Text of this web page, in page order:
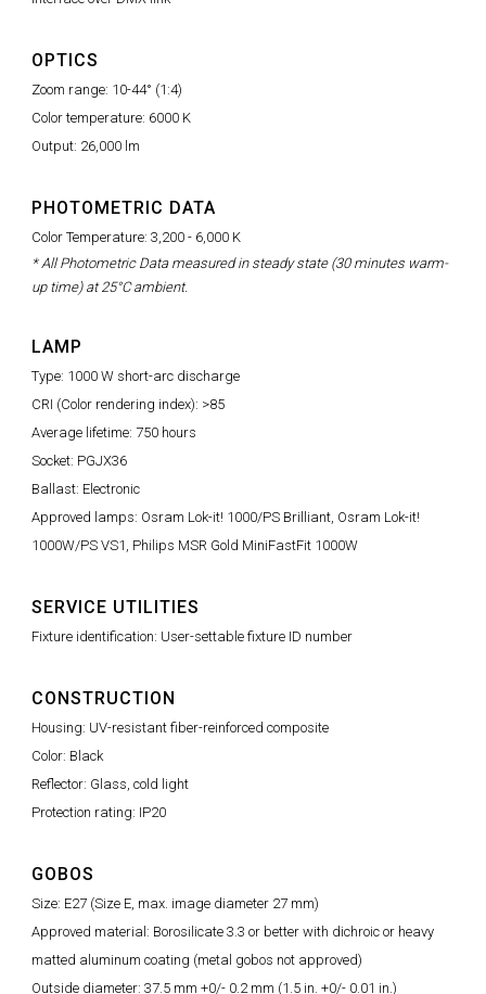
OPTICS
Zoom range: 10-44° (1:4)
Color temperature: 6000 K
Output: 26,000 lm
PHOTOMETRIC DATA
Color Temperature: 3,200 - 6,000 K
* All Photometric Data measured in steady state (30 minutes warm-
up time) at 25°C ambient.
LAMP
Type: 1000 W short-arc discharge
CRI (Color rendering index): >85
Average lifetime: 750 hours
Socket: PGJX36
Ballast: Electronic
Approved lamps: Osram Lok-it! 1000/PS Brilliant, Osram Lok-it!
1000W/PS VS1, Philips MSR Gold MiniFastFit 1000W
SERVICE UTILITIES
Fixture identification: User-settable fixture ID number
CONSTRUCTION
Housing: UV-resistant fiber-reinforced composite
Color: Black
Reflector: Glass, cold light
Protection rating: IP20
GOBOS
Size: E27 (Size E, max. image diameter 27 mm)
Approved material: Borosilicate 3.3 or better with dichroic or heavy
matted aluminum coating (metal gobos not approved)
Outside diameter: 37.5 mm +0/- 0.2 mm (1.5 in. +0/- 0.01 in.)